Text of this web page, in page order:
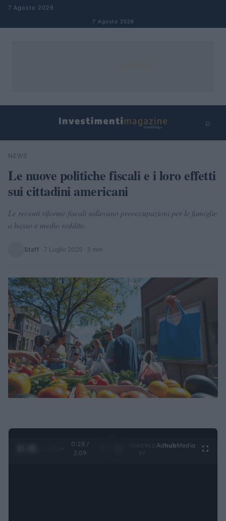
Salta al contenuto
7 Agosto 2026
7 Agosto 2026
⌕
Cerca
NEWS
Le nuove politiche fiscali e i loro effetti
sui cittadini americani
Le recenti riforme fiscali sollevano preoccupazioni per le famiglie
a basso e medio reddito.
Staff · 7 Luglio 2025 · 3 min
0:28 /
3:09
Ad hubMedia